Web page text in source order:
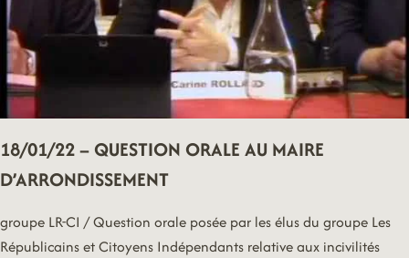
18/01/22 – QUESTION ORALE AU MAIRE
D’ARRONDISSEMENT
groupe LR-CI / Question orale posée par les élus du groupe Les
Républicains et Citoyens Indépendants relative aux incivilités